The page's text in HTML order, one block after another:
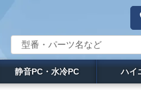
静音PC・水冷PC ハイ